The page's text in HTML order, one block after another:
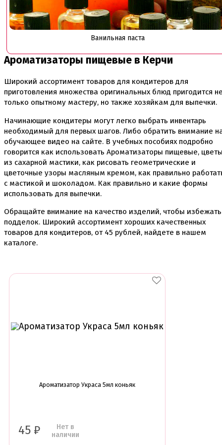
Текстурные листы и коврики
Утюжки
Коврики армированные
Кольцо резак
Кондитерские лопатки
Кондитерские розы
Кондитерский желатин
Кондитерский инвентарь
др
Все для работы с кремом
Кондитерские мешки
Кондитерские насадки
Миски и поддоны
Переходники, гвоздики
Шприцы кондитерские
Кондитерские наклейки
Леденцы Мороженое Мармелад
Ленты атласные, шпагат ,тишью
Раздвижные формы для выпечки
Формы муссовый десерт
Шпателя ножи столики
Гелевые красители Chefmaster
Гелевые красители Россия (топ декор)
Красители гелевые Kreda
Сухие красители высокого качества
Ванильная паста
Ароматизаторы пищевые в Керчи
Широкий ассортимент товаров для кондитеров для
приготовления множества оригинальных блюд пригодится
только опытному мастеру, но также хозяйкам для выпечки.
Начинающие кондитеры могут легко выбрать инвентарь
необходимый для первых шагов. Либо обратить внимание
обучающее видео на сайте. В учебных пособиях подробно
говорится как использовать Ароматизаторы пищевые,
из сахарной мастики, как рисовать геометрические и
цветочные узоры масляным кремом, как правильно
с мастикой и шоколадом. Как правильно и какие формы
использовать для выпечки.
Обращайте внимание на качество изделий, чтобы избежать
подделок. Широкий ассортимент хороших качественных
товаров для кондитеров, от 45 рублей, найдете в нашем
каталоге.
Ароматизатор Украса 5мл коньяк
45 ₽
Нет в
наличии